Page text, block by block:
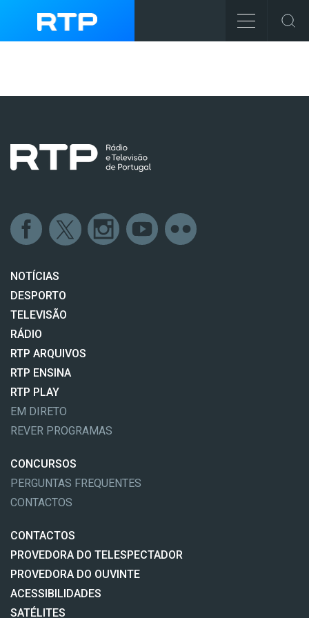
NOTÍCIAS
DESPORTO
TELEVISÃO
RÁDIO
RTP ARQUIVOS
RTP ENSINA
RTP PLAY
EM DIRETO
REVER PROGRAMAS
CONCURSOS
PERGUNTAS FREQUENTES
CONTACTOS
CONTACTOS
PROVEDORA DO TELESPECTADOR
PROVEDORA DO OUVINTE
ACESSIBILIDADES
SATÉLITES